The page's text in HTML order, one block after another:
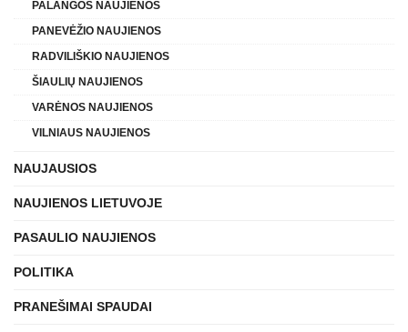
PALANGOS NAUJIENOS
PANEVĖŽIO NAUJIENOS
RADVILIŠKIO NAUJIENOS
ŠIAULIŲ NAUJIENOS
VARĖNOS NAUJIENOS
VILNIAUS NAUJIENOS
NAUJAUSIOS
NAUJIENOS LIETUVOJE
PASAULIO NAUJIENOS
POLITIKA
PRANEŠIMAI SPAUDAI